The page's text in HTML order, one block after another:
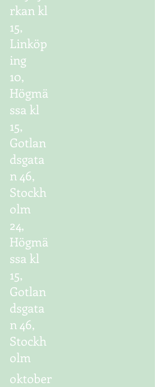
rkan kl
15,
Linköp
ing
10,
Högmä
ssa kl
15,
Gotlan
dsgata
n 46,
Stockh
olm
24,
Högmä
ssa kl
15,
Gotlan
dsgata
n 46,
Stockh
olm
oktober